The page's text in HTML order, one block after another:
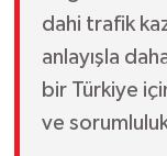
dahi trafik
anlayışla
bir Türkiye için
ve